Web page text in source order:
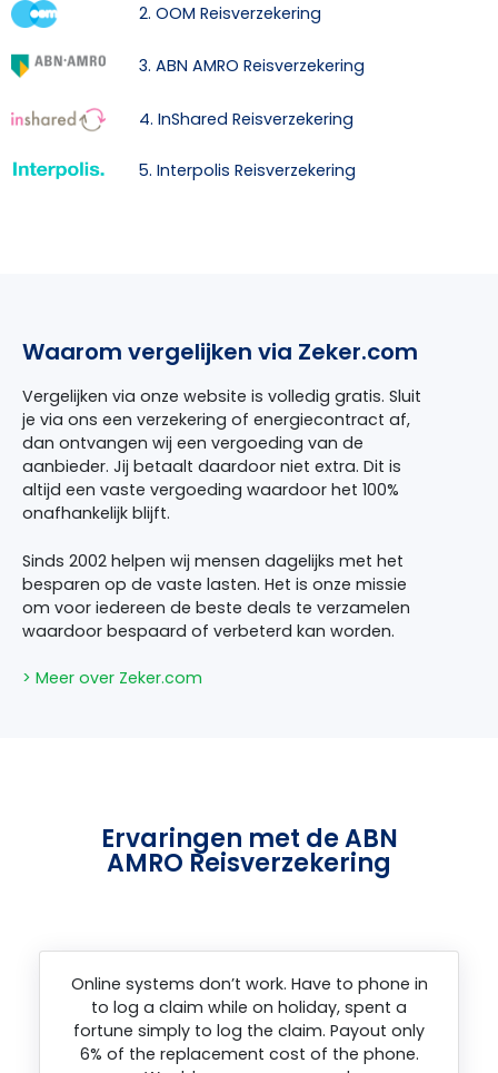
2. OOM Reisverzekering
3. ABN AMRO Reisverzekering
4. InShared Reisverzekering
5. Interpolis Reisverzekering
Waarom vergelijken via Zeker.com
Vergelijken via onze website is volledig gratis. Sluit
je via ons een verzekering of energiecontract af,
dan ontvangen wij een vergoeding van de
aanbieder. Jij betaalt daardoor niet extra. Dit is
altijd een vaste vergoeding waardoor het 100%
onafhankelijk blijft.
Sinds 2002 helpen wij mensen dagelijks met het
besparen op de vaste lasten. Het is onze missie
om voor iedereen de beste deals te verzamelen
waardoor bespaard of verbeterd kan worden.
> Meer over Zeker.com
Ervaringen met de ABN
AMRO Reisverzekering
Online systems don’t work. Have to phone in
to log a claim while on holiday, spent a
fortune simply to log the claim. Payout only
6% of the replacement cost of the phone.